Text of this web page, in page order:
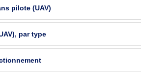
pilote (UAV)
par type